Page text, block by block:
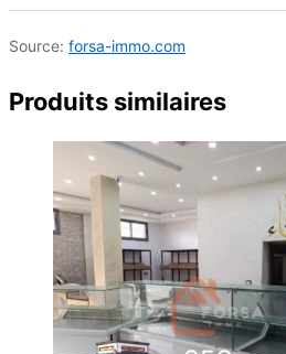
Source: forsa-immo.com
Produits similaires